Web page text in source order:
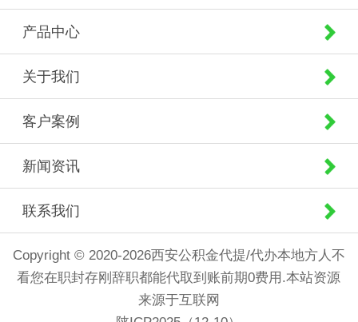
产品中心
关于我们
客户案例
新闻资讯
联系我们
Copyright © 2020-2026西安公积金代提/代办本地方人不
看您在职封存刚辞职都能代取到账前期0费用.本站资源
来源于互联网